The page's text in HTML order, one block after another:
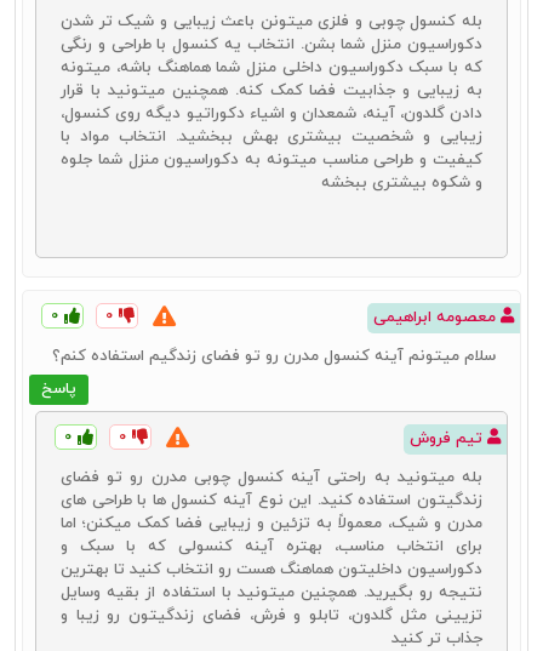
بله کنسول‌ چوبی و فلزی میتونن باعث زیبایی و شیک‌ تر شدن
دکوراسیون منزل شما بشن. انتخاب یه کنسول با طراحی و رنگی
که با سبک دکوراسیون داخلی منزل شما هماهنگ باشه، میتونه
به زیبایی و جذابیت فضا کمک کنه. همچنین میتونید با قرار
دادن گلدون‌، آینه‌، شمعدان‌ و اشیاء دکوراتیو دیگه روی کنسول،
زیبایی و شخصیت بیشتری بهش ببخشید. انتخاب مواد با
کیفیت و طراحی مناسب میتونه به دکوراسیون منزل شما جلوه
و شکوه بیشتری ببخشه
معصومه ابراهیمی ۰ ۰
پاسخ
سلام میتونم آینه کنسول مدرن رو تو فضای زندگیم استفاده کنم؟
تیم فروش ۰ ۰
بله میتونید به راحتی آینه کنسول چوبی مدرن رو تو فضای
زندگیتون استفاده کنید. این نوع آینه کنسول‌ ها با طراحی‌ های
مدرن و شیک، معمولاً به تزئین و زیبایی فضا کمک میکنن؛ اما
برای انتخاب مناسب، بهتره آینه کنسولی که با سبک و
دکوراسیون داخلیتون هماهنگ هست رو انتخاب کنید تا بهترین
نتیجه رو بگیرید. همچنین میتونید با استفاده از بقیه وسایل
تزیینی مثل گلدون، تابلو و فرش‌، فضای زندگیتون رو زیبا و
جذاب‌ تر کنید